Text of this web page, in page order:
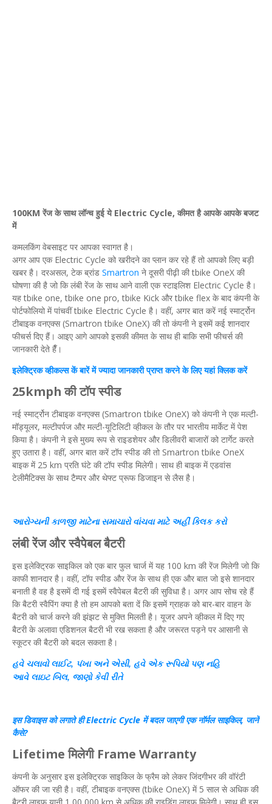
100KM रेंज के साथलॉन्च हुईये Electric Cycle, कीमतहै आपके आपकेबजट
में
कमलकिंग वेबसाइट पर आपका स्वागत है।
अगर आप एक Electric Cycle को खरीदने का प्लान कर रहे हैं तो आपको लिए बड़ी
खबर है। दरअसल, टेक ब्रांड Smartron ने दूसरी पीढ़ी की tbike OneX की
घोषणा की है जो कि लंबी रेंज के साथ आने वाली एक स्टाइलिश Electric Cycle है।
यह tbike one, tbike one pro, tbike Kick और tbike flex के बाद कंपनी के
पोर्टफोलियो में पांचवीं tbike Electric Cycle है। वहीं, अगर बात करें नई स्मार्ट्रोन
टीबाइक वनएक्स (Smartron tbike OneX) की तो कंपनी ने इसमें कई शानदार
फीचर्स दिए हैं। आइए आगे आपको इसकी कीमत के साथ ही बाकि सभी फीचर्स की
जानकारी देते हैँ।
इलेक्ट्रिक व्हीकल्सकें बारें में ज्यादा जानकारीप्राप्तकरने केलिएयहांक्लिककरें
25kmph कीटॉपस्पीड
नई स्मार्ट्रोन टीबाइक वनएक्स (Smartron tbike OneX) को कंपनी ने एक मल्टी-
मॉड्यूलर, मल्टीपर्पज और मल्टी-यूटिलिटी व्हीकल के तौर पर भारतीय मार्केट में पेश
किया है। कंपनी ने इसे मुख्य रूप से राइडशेयर और डिलीवरी बाजारों को टार्गेट करते
हुए उतारा है। वहीं, अगर बात करें टॉप स्पीड की तो Smartron tbike OneX
बाइक में 25 km प्रति घंटे की टॉप स्पीड मिलेगी। साथ ही बाइक में एडवांस
टेलीमैटिक्स के साथ टैम्पर और थेफ्ट प्रूफ डिजाइन से लैस है।
આરોગ્યની કાળજી માટેના સમાચારો વાંચવા માટે અહીં ક્લિક કરો
लंबीरेंजऔरस्वैपेबलबैटरी
इस इलेक्ट्रिक साइकिल को एक बार फुल चार्ज में यह 100 km की रेंज मिलेगी जो कि
काफी शानदार है। वहीं, टॉप स्पीड और रेंज के साथ ही एक और बात जो इसे शानदार
बनाती है वह है इसमें दी गई इसमें स्वैपेबल बैटरी की सुविधा है। अगर आप सोच रहे हैं
कि बैटरी स्वैपिंग क्या है तो हम आपको बता दें कि इसमें ग्राहक को बार-बार वाहन के
बैटरी को चार्ज करने की झंझट से मुक्ति मिलती है। यूजर अपने व्हीकल में दिए गए
बैटरी के अलावा एडिशनल बैटरी भी रख सकता है और जरूरत पड़ने पर आसानी से
स्कूटर की बैटरी को बदल सकता है।
હવે ચલાવોલાઈટ, પંખા અને એસી, હવે એકરૂપિયો પણનહિ
આવે લાઇટ બિલ, જાણો કેવી રીતે
इस डिवाइस को लगाते ही Electric Cycle में बदल जाएगी एक नॉर्मल साइकिल, जानें
कैसे?
Lifetime मिलेगी Frame Warranty
कंपनी के अनुसार इस इलेक्ट्रिक साइकिल के फ्रैम को लेकर जिंदगीभर की वॉरंटी
ऑफर की जा रही है। वहीं, टीबाइक वनएक्स (tbike OneX) में 5 साल से अधिक की